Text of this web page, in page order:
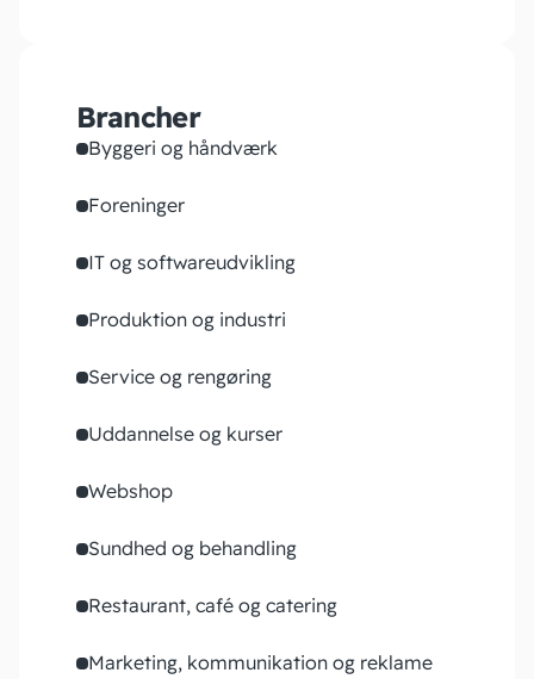
Brancher
Byggeri og håndværk
Foreninger
IT og softwareudvikling
Produktion og industri
Service og rengøring
Uddannelse og kurser
Webshop
Sundhed og behandling
Restaurant, café og catering
Marketing, kommunikation og reklame